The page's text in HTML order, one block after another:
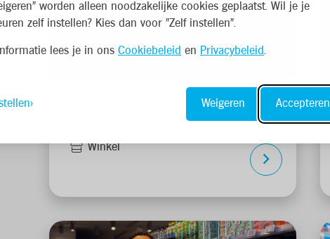
worden alleen noodzakelijke cookies geplaatst. Wil je je
zelf instellen? Kies dan voor "Zelf instellen".
lees je in ons Cookiebeleid en Privacybeleid
Weigeren Accepteren
9
Medewerker Operatie |
Winkelmedewerker
Zottegem, Spelaanstraat 2
Winkel